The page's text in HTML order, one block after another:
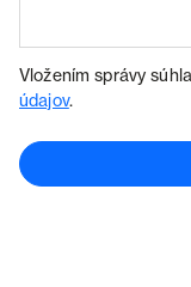
Vložením správy
údajov.